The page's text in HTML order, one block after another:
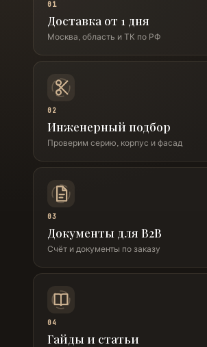
01
Доставка от 1 дня
Москва, область и ТК по РФ
02
Инженерный подбор
Проверим серию, корпус и фасад
03
Документы для B2B
Счёт и документы по заказу
04
Гайды и статьи